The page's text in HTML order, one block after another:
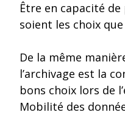
Être en capacité
soient les choix
De la même
l’archivage est la
bons choix lors de
Mobilité des